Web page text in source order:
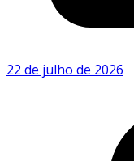
22 de julho de 2026